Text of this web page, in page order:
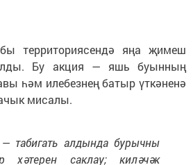
территориясендә яңа җимеш
Бу акция — яшь буынның
һәм илебезнең батыр үткәненә
мисалы.
табигать алдында бурычны
хәтерен саклау; киләчәк